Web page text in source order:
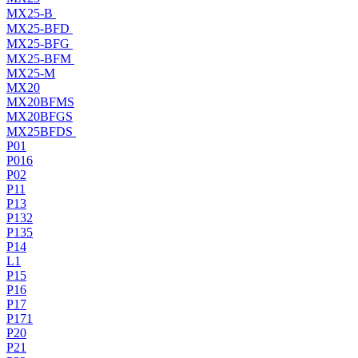
MX25-B
MX25-BFD
MX25-BFG
MX25-BFM
MX25-M
MX20
MX20BFMS
MX20BFGS
MX25BFDS
P01
P016
P02
P11
P13
P132
P135
P14
L1
P15
P16
P17
P171
P20
P21